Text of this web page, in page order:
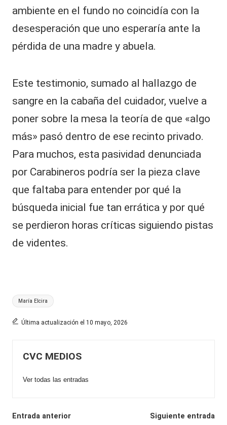
ambiente en el fundo no coincidía con la
desesperación que uno esperaría ante la
pérdida de una madre y abuela.
​Este testimonio, sumado al hallazgo de
sangre en la cabaña del cuidador, vuelve a
poner sobre la mesa la teoría de que «algo
más» pasó dentro de ese recinto privado.
Para muchos, esta pasividad denunciada
por Carabineros podría ser la pieza clave
que faltaba para entender por qué la
búsqueda inicial fue tan errática y por qué
se perdieron horas críticas siguiendo pistas
de videntes.
Etiquetas:
María Elcira
Última actualización el 10 mayo, 2026
CVC MEDIOS
Ver todas las entradas
Navegación
Entrada anterior Siguiente entrada